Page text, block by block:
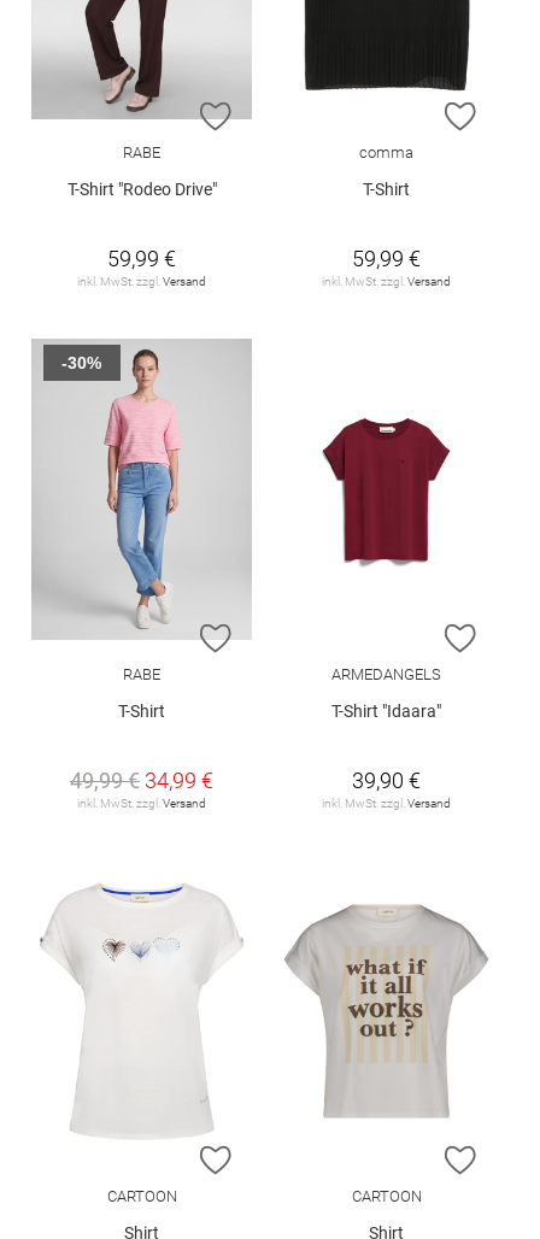
ZUR WUNSCHLISTE HINZUFÜGEN
RABE
T-Shirt "Rodeo Drive"
59,99 €
inkl. MwSt. zzgl. Versand
ZUR
comma
T-Shirt
59,99 €
inkl. MwSt. zzgl. Versand
ZUR WUNSCHLISTE HINZUFÜGEN
RABE
T-Shirt
49,99 € 34,99 €
inkl. MwSt. zzgl. Versand
-30%
ZUR
ARMEDANGELS
T-Shirt "Idaara"
39,90 €
inkl. MwSt. zzgl. Versand
ZUR WUNSCHLISTE HINZUFÜGEN
CARTOON
Shirt
ZUR
CARTOON
Shirt